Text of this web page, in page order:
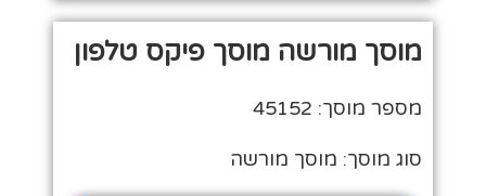
מוסך מורשה מוסך פיקס טלפון
מספר מוסך: 45152
סוג מוסך: מוסך מורשה